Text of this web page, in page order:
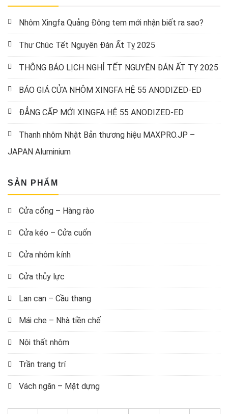
Nhôm Xingfa Quảng Đông tem mới nhận biết ra sao?
Thư Chúc Tết Nguyên Đán Ất Tỵ 2025
THÔNG BÁO LỊCH NGHỈ TẾT NGUYÊN ĐÁN ẤT TỴ 2025
BÁO GIÁ CỬA NHÔM XINGFA HỆ 55 ANODIZED-ED
ĐẲNG CẤP MỚI XINGFA HỆ 55 ANODIZED-ED
Thanh nhôm Nhật Bản thương hiệu MAXPRO.JP –
JAPAN Aluminium
SẢN PHẨM
Cửa cổng – Hàng rào
Cửa kéo – Cửa cuốn
Cửa nhôm kính
Cửa thủy lực
Lan can – Cầu thang
Mái che – Nhà tiền chế
Nội thất nhôm
Trần trang trí
Vách ngăn – Mặt dựng